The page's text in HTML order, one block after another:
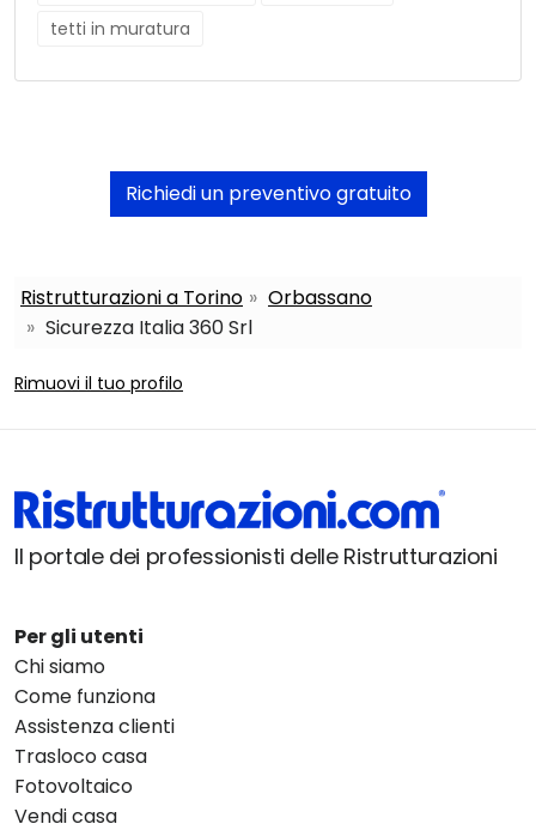
tetti in muratura
Richiedi un preventivo gratuito
Ristrutturazioni a Torino
Orbassano
Sicurezza Italia 360 Srl
Rimuovi il tuo profilo
Il portale dei professionisti delle Ristrutturazioni
Per gli utenti
Chi siamo
Come funziona
Assistenza clienti
Trasloco casa
Fotovoltaico
Vendi casa